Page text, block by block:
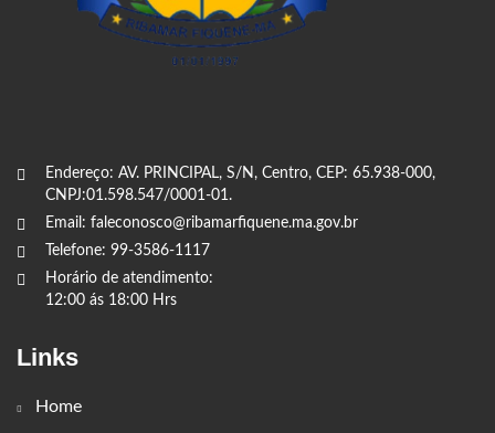
Endereço: AV. PRINCIPAL, S/N, Centro, CEP: 65.938-000,
CNPJ:01.598.547/0001-01.
Email: faleconosco@ribamarfiquene.ma.gov.br
Telefone: 99-3586-1117
Horário de atendimento:
12:00 ás 18:00 Hrs
Links
Home